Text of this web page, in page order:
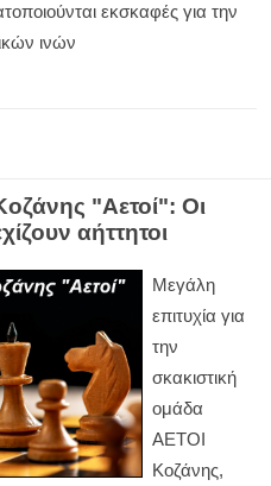
εκσκαφές για την
ινών
"Αετοί": Οι
αήττητοι
Μεγάλη
επιτυχία για
την
σκακιστική
ομάδα
ΑΕΤΟΙ
Κοζάνης,